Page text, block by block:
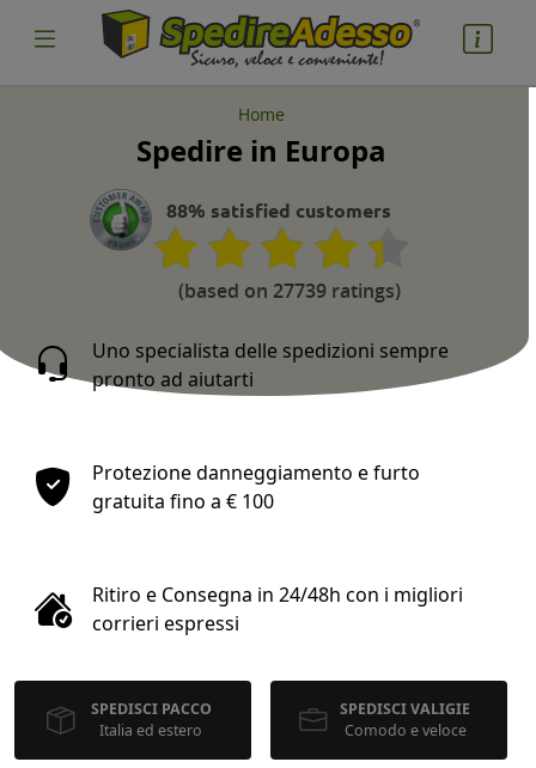
cosa spedire
Pacco
Nazione partenza
Nazione arrivo
COLLO 1
kg cm
Home
Spedire in Europa
88% satisfied customers
(based on 27739 ratings)
Uno specialista delle spedizioni sempre
pronto ad aiutarti
Protezione danneggiamento e furto
gratuita fino a € 100
Ritiro e Consegna in 24/48h con i migliori
corrieri espressi
SPEDISCI PACCO
Italia ed estero
SPEDISCI VALIGIE
Comodo e veloce